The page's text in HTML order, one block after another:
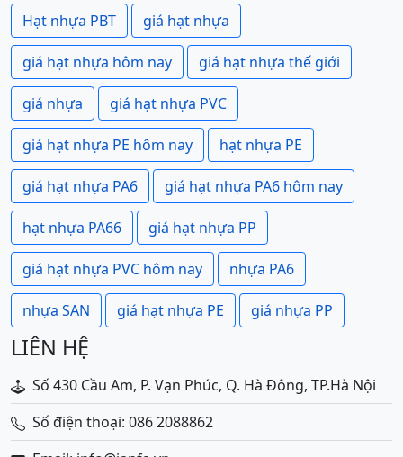
Hạt nhựa PBT giá hạt nhựa
giá hạt nhựa hôm nay giá hạt nhựa thế giới
giá nhựa giá hạt nhựa PVC
giá hạt nhựa PE hôm nay hạt nhựa PE
giá hạt nhựa PA6 giá hạt nhựa PA6 hôm nay
hạt nhựa PA66 giá hạt nhựa PP
giá hạt nhựa PVC hôm nay nhựa PA6
nhựa SAN giá hạt nhựa PE giá nhựa PP
LIÊN HỆ
Số 430 Cầu Am, P. Vạn Phúc, Q. Hà Đông, TP.Hà Nội
Số điện thoại: 086 2088862